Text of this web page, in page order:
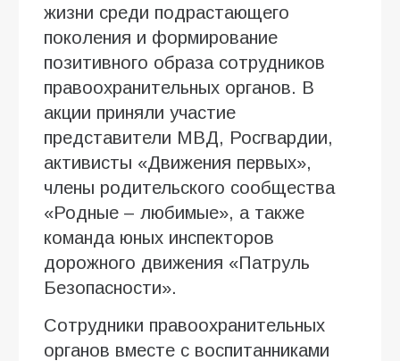
жизни среди подрастающего
поколения и формирование
позитивного образа сотрудников
правоохранительных органов. В
акции приняли участие
представители МВД, Росгвардии,
активисты «Движения первых»,
члены родительского сообщества
«Родные – любимые», а также
команда юных инспекторов
дорожного движения «Патруль
Безопасности».
Сотрудники правоохранительных
органов вместе с воспитанниками